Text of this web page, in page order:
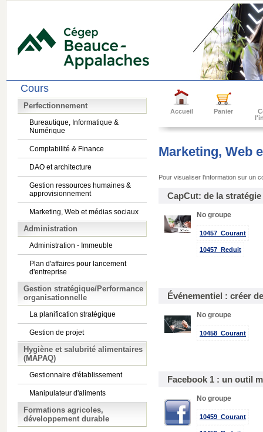
Cours
Perfectionnement
Bureautique, Informatique &
Numérique
Comptabilité & Finance
DAO et architecture
Gestion ressources humaines &
approvisionnement
Marketing, Web et médias sociaux
Administration
Administration - Immeuble
Plan d'affaires pour lancement
d'entreprise
Gestion stratégique/Performance
organisationnelle
La planification stratégique
Gestion de projet
Hygiène et salubrité alimentaires
(MAPAQ)
Gestionnaire d'établissement
Manipulateur d'aliments
Formations agricoles,
développement durable
Accueil Panier
Marketing, Web
Pour visualiser l'information sur un
CapCut: de la
No groupe
10457_Courant
10457_Reduit
Événementiel : créer
No groupe
10458_Courant
Facebook 1 : un outil
No groupe
10459_Courant